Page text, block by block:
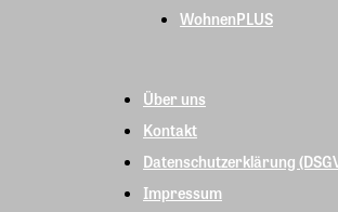
WohnenPLUS
Über uns
Kontakt
Datenschutzerklärung
Impressum